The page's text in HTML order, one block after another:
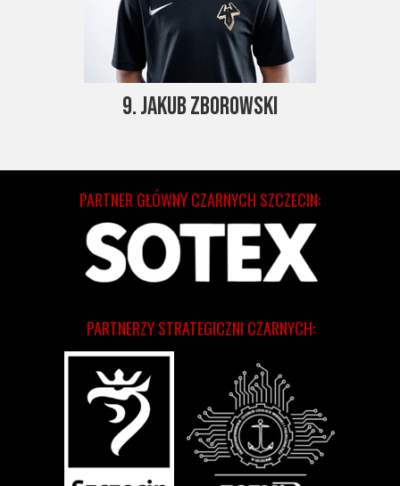
9. Jakub Zborowski
PARTNERZY STRATEGICZNI CZARNYCH:
PARTNER GŁÓWNY CZARNYCH SZCZECIN: